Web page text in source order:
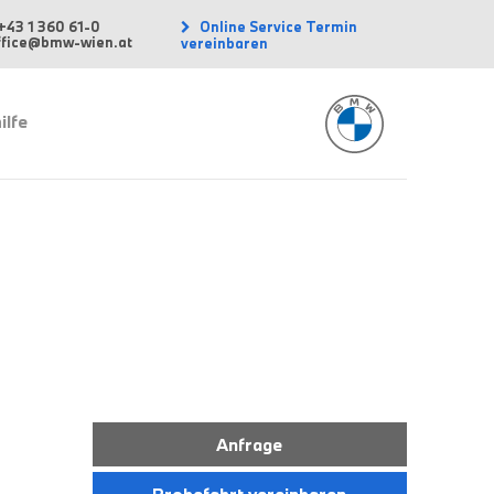
1 360 61-0
wien.at
Online Service Termin
vereinbaren
Anfrage